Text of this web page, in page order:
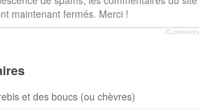
maintenant fermés. Merci !
JComments
et des boucs (ou chèvres)